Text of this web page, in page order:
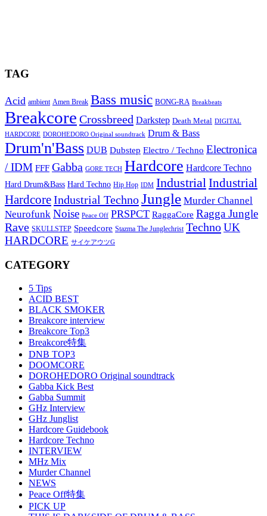
TAG
Acid ambient Amen Break Bass music BONG-RA Breakbeats
Breakcore Crossbreed Darkstep Death Metal DIGITAL
HARDCORE DOROHEDORO Original soundtrack Drum & Bass
Drum'n'Bass DUB Dubstep Electro / Techno Electronica
/ IDM FFF Gabba GORE TECH Hardcore Hardcore Techno
Hard Drum&Bass Hard Techno Hip Hop IDM IndustrialIndustrial
HardcoreIndustrial TechnoJungle Murder Channel
Neurofunk Noise Peace Off PRSPCT RaggaCore Ragga Jungle
Rave SKULLSTEP Speedcore Stazma The Junglechrist TechnoUK
HARDCORE サイケアウツG
CATEGORY
5 Tips
ACID BEST
BLACK SMOKER
Breakcore interview
Breakcore Top3
Breakcore特集
DNB TOP3
DOOMCORE
DOROHEDORO Original soundtrack
Gabba Kick Best
Gabba Summit
GHz Interview
GHz Junglist
Hardcore Guidebook
Hardcore Techno
INTERVIEW
MHz Mix
Murder Channel
NEWS
Peace Off特集
PICK UP